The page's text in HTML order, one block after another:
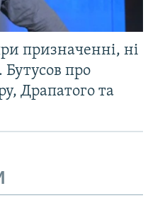
призначенні, ні
Бутусов про
Драпатого та